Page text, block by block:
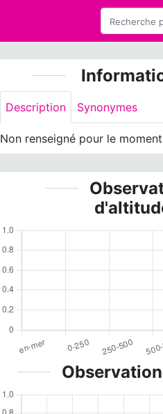
Description Synonymes
Non renseigné pour le moment